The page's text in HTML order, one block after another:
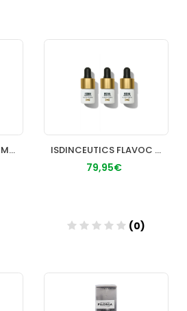
FILORGA NCEFNIGHT MASK 50 ML ISDINCEUTICS FLAVOC FORTE 3 UNIDADES
79,95€
(0)